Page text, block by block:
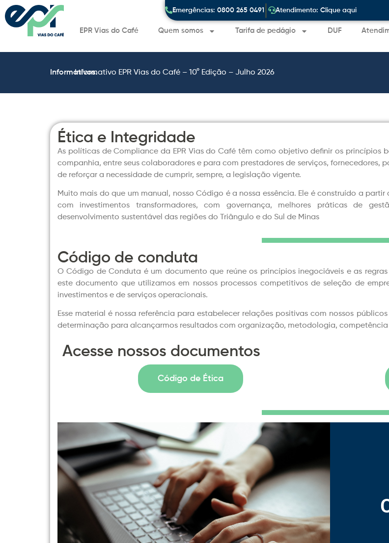
EPR Vias do Café Quem somos Tarifa de pedágio DUF
Informativos:Informativo EPR Vias do Café – 10° Edição – Julho 2026
Emergências: 0800 265 0491 Atendimento: Clique aqui
Ética e Integridade
As políticas de Compliance da EPR Vias do Café têm como objetivo definir os princípios
companhia, entre seus colaboradores e para com prestadores de serviços, fornecedores,
de reforçar a necessidade de cumprir, sempre, a legislação vigente.
Muito mais do que um manual, nosso Código é a nossa essência. Ele é construído a
com investimentos transformadores, com governança, melhores práticas de
desenvolvimento sustentável das regiões do Triângulo e do Sul de Minas
Código de conduta
O Código de Conduta é um documento que reúne os princípios inegociáveis e as
este documento que utilizamos em nossos processos competitivos de seleção de
investimentos e de serviços operacionais.
Esse material é nossa referência para estabelecer relações positivas com nossos
determinação para alcançarmos resultados com organização, metodologia, competência
Acesse nossos documentos
Código de Ética